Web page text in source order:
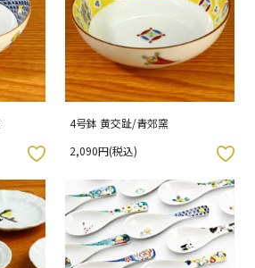
4号鉢 黄交趾/青郊窯
2,090円(税込)
お気に入りボタン